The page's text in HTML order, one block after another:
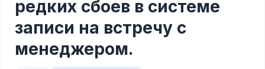
редких сбоев в системе
записи на встречу с
менеджером.